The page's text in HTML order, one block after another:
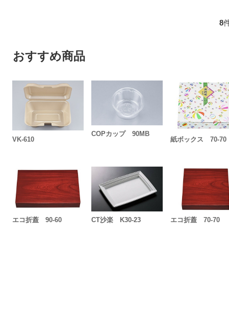
8
おすすめ商品
VK-610
COPカップ 90MB
紙ボックス 70-70
エコ折蓋 90-60 CT沙楽 K30-23 エコ折蓋 70-70